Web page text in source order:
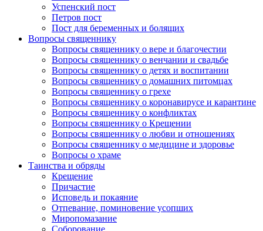
Успенский пост
Петров пост
Пост для беременных и болящих
Вопросы священнику
Вопросы священнику о вере и благочестии
Вопросы священнику о венчании и свадьбе
Вопросы священнику о детях и воспитании
Вопросы священнику о домашних питомцах
Вопросы священнику о грехе
Вопросы священнику о коронавирусе и карантине
Вопросы священнику о конфликтах
Вопросы священнику о Крещении
Вопросы священнику о любви и отношениях
Вопросы священнику о медицине и здоровье
Вопросы о храме
Таинства и обряды
Крещение
Причастие
Исповедь и покаяние
Отпевание, поминовение усопших
Миропомазание